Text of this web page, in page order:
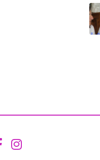
Aceder ao
Aceder ao